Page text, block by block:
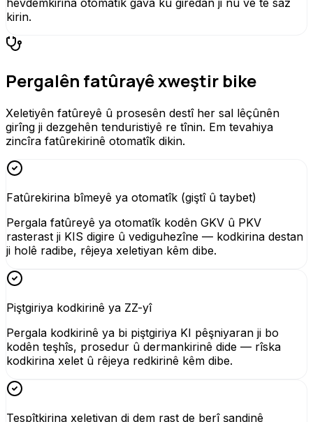
hevdemkirina otomatîk gava ku girêdan ji nû ve tê saz
kirin.
Pergalên fatûrayê xweştir bike
Xeletiyên fatûreyê û prosesên destî her sal lêçûnên
girîng ji dezgehên tenduristiyê re tînin. Em tevahiya
zincîra fatûrekirinê otomatîk dikin.
Fatûrekirina bîmeyê ya otomatîk (giştî û taybet)
Pergala fatûreyê ya otomatîk kodên GKV û PKV
rasterast ji KIS digire û vediguhezîne — kodkirina destan
ji holê radibe, rêjeya xeletiyan kêm dibe.
Piştgiriya kodkirinê ya ZZ-yî
Pergala kodkirinê ya bi piştgiriya KI pêşniyaran ji bo
kodên teşhîs, prosedur û dermankirinê dide — rîska
kodkirina xelet û rêjeya redkirinê kêm dibe.
Tespîtkirina xeletiyan di dem rast de berî şandinê